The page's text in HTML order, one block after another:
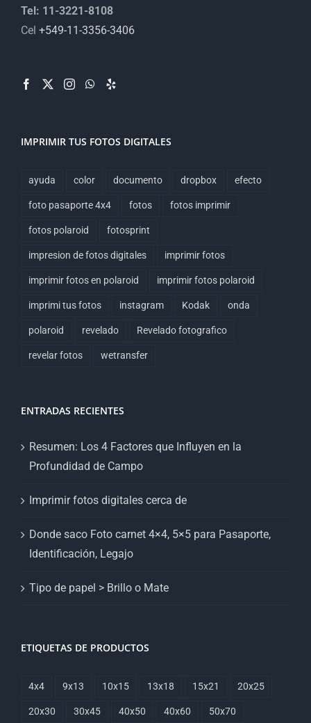
Tel: 11-3221-8108
Cel +549-11-3356-3406
IMPRIMIR TUS FOTOS DIGITALES
ayuda color documento dropbox efecto
foto pasaporte 4x4 fotos fotos imprimir
fotos polaroid fotosprint
impresion de fotos digitales imprimir fotos
imprimir fotos en polaroid imprimir fotos polaroid
imprimi tus fotos instagram Kodak onda
polaroid revelado Revelado fotografico
revelar fotos wetransfer
ENTRADAS RECIENTES
Resumen: Los 4 Factores que Influyen en la
Profundidad de Campo
Imprimir fotos digitales cerca de
Donde saco Foto carnet 4×4, 5×5 para Pasaporte,
Identificación, Legajo
Tipo de papel > Brillo o Mate
ETIQUETAS DE PRODUCTOS
4x4 9x13 10x15 13x18 15x21 20x25
20x30 30x45 40x50 40x60 50x70